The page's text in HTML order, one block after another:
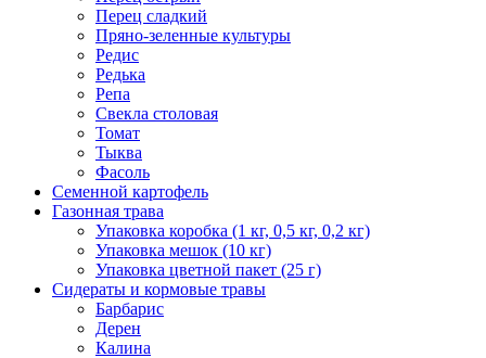
Перец сладкий
Пряно-зеленные культуры
Редис
Редька
Репа
Свекла столовая
Томат
Тыква
Фасоль
Семенной картофель
Газонная трава
Упаковка коробка (1 кг, 0,5 кг, 0,2 кг)
Упаковка мешок (10 кг)
Упаковка цветной пакет (25 г)
Сидераты и кормовые травы
Барбарис
Дерен
Калина